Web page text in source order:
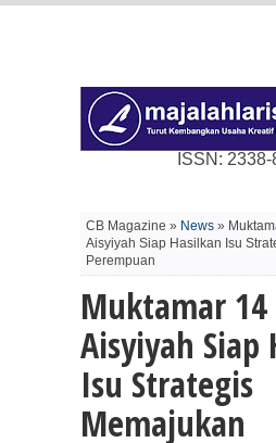
ISSN:
CB Magazine » News »
Aisyiyah Siap Hasilkan Isu
Perempuan
Muktamar
Aisyiyah Siap
Isu Strategis
Memajukan